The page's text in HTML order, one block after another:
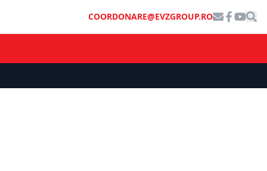
COORDONARE@EVZGROUP.RO